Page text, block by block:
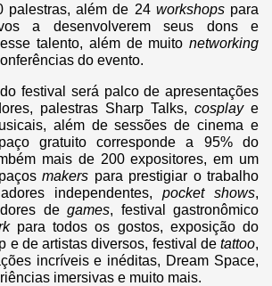
palestras, além de 24 workshopspara
a desenvolverem seus dons e
talento, além de muito networking
do evento.
festival será palco de apresentações
palestras Sharp Talks, cosplaye
além de sessões de cinema e
gratuito corresponde a 95% do
mais de 200 expositores, em um
makers para prestigiar o trabalho
independentes, pocket shows,
de games, festival gastronômico
para todos os gostos, exposição do
e de artistas diversos, festival de tattoo,
incríveis e inéditas, Dream Space,
imersivas e muito mais.